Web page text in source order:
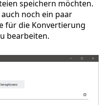
speichern möchten.
noch ein paar
für die Konvertierung
bearbeiten.